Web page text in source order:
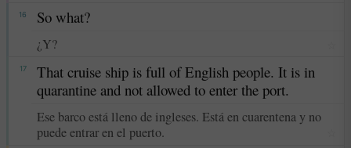
16 So what?
¿Y?
17
That cruise ship is full of English people. It is in
quarantine and not allowed to enter the port.
Ese barco está lleno de ingleses. Está en cuarentena y no
puede entrar en el puerto.